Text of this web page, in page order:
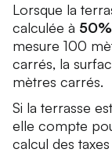
Lorsque la
calculée à 50%
mesure 100
carrés, la
mètres carrés.
Si la terrasse est
elle compte
calcul des